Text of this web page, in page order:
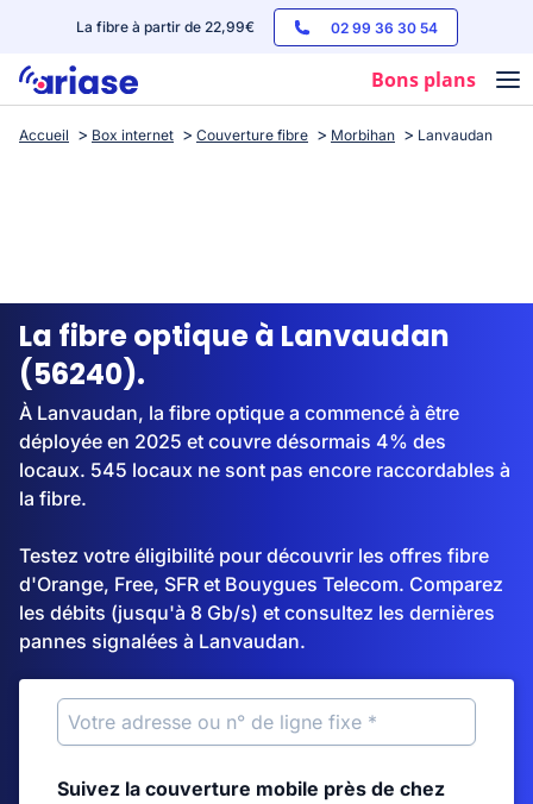
La fibre à partir de 22,99€ 02 99 36 30 54
Bons plans
Box internet
Streaming
Accueil Box internet Couverture fibre Morbihan Lanvaudan
La fibre optique à Lanvaudan
(56240).
À Lanvaudan, la fibre optique a commencé à être
déployée en 2025 et couvre désormais 4% des
locaux. 545 locaux ne sont pas encore raccordables à
la fibre.
Testez votre éligibilité pour découvrir les offres fibre
d'Orange, Free, SFR et Bouygues Telecom. Comparez
les débits (jusqu'à 8 Gb/s) et consultez les dernières
pannes signalées à Lanvaudan.
Suivez la couverture mobile près de chez